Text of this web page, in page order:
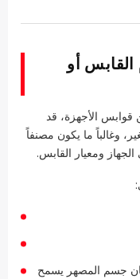
أو
قوابس الأجهزة، قد
وغالباً ما يكون مصنفاً
جسم المصهر يسمح